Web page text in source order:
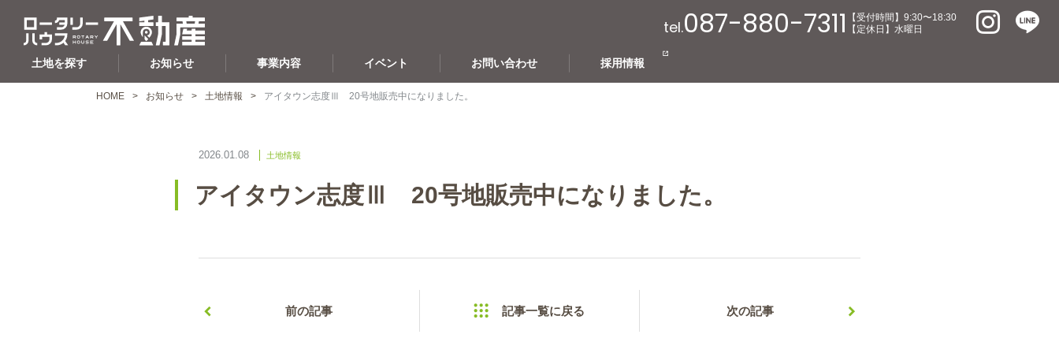
土地を探す お知らせ 事業内容 イベント お問い合わせ 採用情報
tel.087-880-7311
【受付時間】9:30〜18:30
【定休日】水曜日
HOME お知らせ 土地情報 アイタウン志度Ⅲ 20号地販売中になりました。
2026.01.08 土地情報
アイタウン志度Ⅲ 20号地販売中になりました。
前の記事 記事一覧に戻る 次の記事